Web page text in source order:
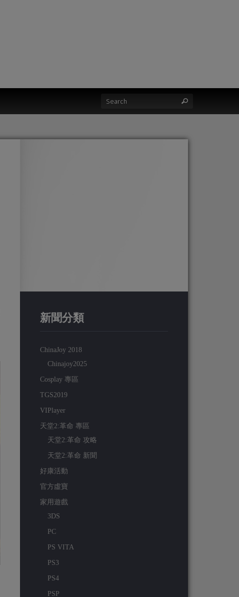
新聞分類
ChinaJoy 2018
Chinajoy2025
Cosplay 專區
TGS2019
VIPlayer
天堂2:革命 專區
天堂2:革命 攻略
天堂2:革命 新聞
好康活動
官方虛寶
家用遊戲
3DS
PC
PS VITA
PS3
PS4
PSP